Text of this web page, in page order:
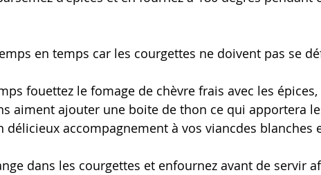
en temps car les courgettes ne doivent pas se
fouettez le fomage de chèvre frais avec les
aiment ajouter une boite de thon ce qui apportera
délicieux accompagnement à vos viancdes blanches
dans les courgettes et enfournez avant de servir